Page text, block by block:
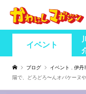
イベント
ブログ イベント 伊丹
陽で、どろどろ〜んオバケーヌ